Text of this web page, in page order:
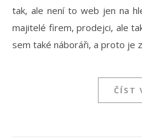
tak, ale není to web jen na
majitelé firem, prodejci, ale
sem také náboráři, a proto je
ČÍST